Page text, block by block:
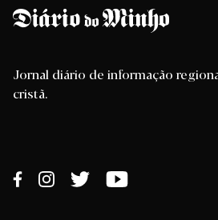
Jornal diário de informação
cristã.